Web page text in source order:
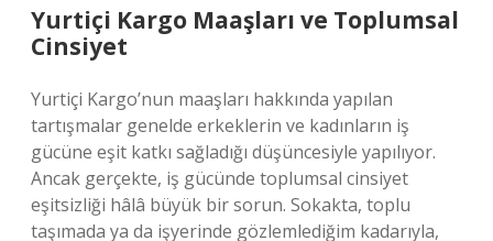
Yurtiçi Kargo Maaşları ve Toplumsal
Cinsiyet
Yurtiçi Kargo’nun maaşları hakkında yapılan
tartışmalar genelde erkeklerin ve kadınların iş
gücüne eşit katkı sağladığı düşüncesiyle yapılıyor.
Ancak gerçekte, iş gücünde toplumsal cinsiyet
eşitsizliği hâlâ büyük bir sorun. Sokakta, toplu
taşımada ya da işyerinde gözlemlediğim kadarıyla,